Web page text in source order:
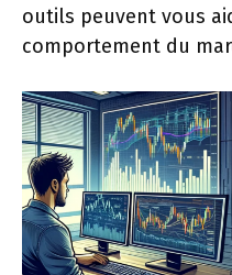
outils peuvent vous
comportement du